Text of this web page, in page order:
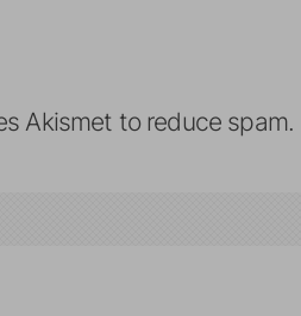
Akismet to reduce spam.